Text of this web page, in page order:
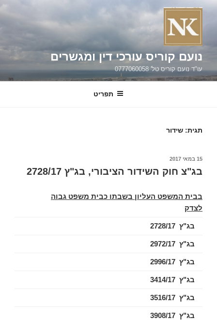
דילוג
נועם קוריס עורכי דין ומגשרים
עו"ד נועם קוריס טל' 0777060058
תפריט
תגית: שידור
פורסם
15 במאי 2017
בג"צ חוק השידור הציבורי, בג"ץ 2728/17
בבית המשפט העליון בשבתו כבית משפט גבוה
לצדק
בג"ץ 2728/17
בג"ץ 2972/17
בג"ץ 2996/17
בג"ץ 3414/17
בג"ץ 3516/17
בג"ץ 3908/17